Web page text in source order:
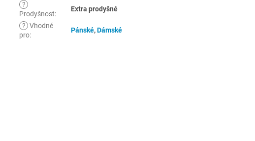
?
Prodyšnost:
Extra prodyšné
? Vhodné
pro:
Pánské,Dámské